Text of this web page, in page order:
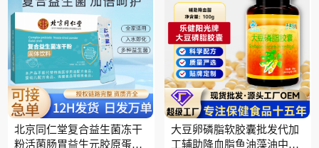
北京同仁堂复合益生菌冻干
粉活菌肠胃益生元胶原蛋白
大豆卵磷脂软胶囊批发代加
工辅助降血脂鱼油藻油中老